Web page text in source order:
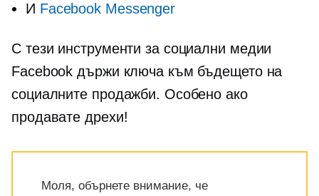
И Facebook Messenger
С тези инструменти за социални медии
Facebook държи ключа към бъдещето на
социалните продажби. Особено ако
продавате дрехи!
Моля, обърнете внимание, че